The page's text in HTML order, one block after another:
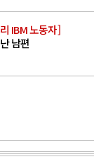
IBM 노동자]
남편